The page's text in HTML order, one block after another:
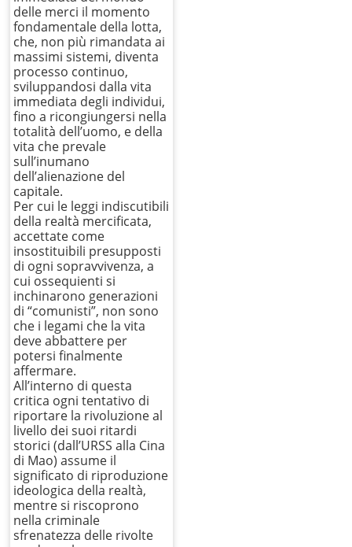
delle merci il momento
fondamentale della lotta,
che, non più rimandata ai
massimi sistemi, diventa
processo continuo,
sviluppandosi dalla vita
immediata degli individui,
fino a ricongiungersi nella
totalità dell’uomo, e della
vita che prevale
sull’inumano
dell’alienazione del
capitale.
Per cui le leggi indiscutibili
della realtà mercificata,
accettate come
insostituibili presupposti
di ogni sopravvivenza, a
cui ossequienti si
inchinarono generazioni
di “comunisti”, non sono
che i legami che la vita
deve abbattere per
potersi finalmente
affermare.
All’interno di questa
critica ogni tentativo di
riportare la rivoluzione al
livello dei suoi ritardi
storici (dall’URSS alla Cina
di Mao) assume il
significato di riproduzione
ideologica della realtà,
mentre si riscoprono
nella criminale
sfrenatezza delle rivolte